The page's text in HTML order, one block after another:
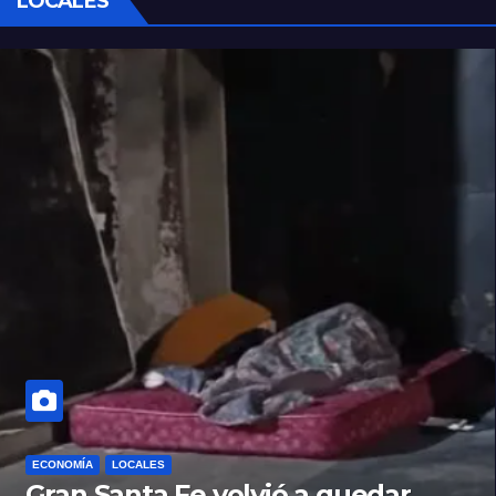
ECONOMÍA LOCALES